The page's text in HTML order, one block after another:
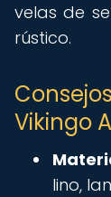
velas de
rústico.
Vikingo
lino,